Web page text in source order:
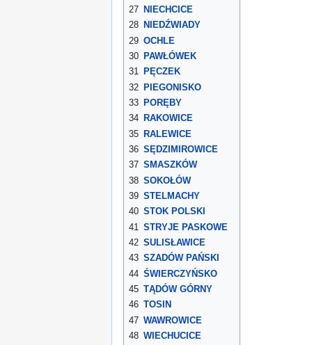
27 NIECHCICE
28 NIEDŹWIADY
29 OCHLE
30 PAWŁÓWEK
31 PĘCZEK
32 PIEGONISKO
33 PORĘBY
34 RAKOWICE
35 RALEWICE
36 SĘDZIMIROWICE
37 SMASZKÓW
38 SOKOŁÓW
39 STELMACHY
40 STOK POLSKI
41 STRYJE PASKOWE
42 SULISŁAWICE
43 SZADÓW PAŃSKI
44 ŚWIERCZYŃSKO
45 TĄDÓW GÓRNY
46 TOSIN
47 WAWROWICE
48 WIECHUCICE